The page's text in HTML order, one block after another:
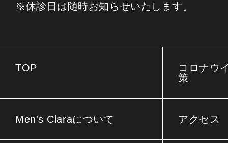
※休診日は随時お知らせいたします。
TOP
コロナウ
策
Men's Claraについて アクセス